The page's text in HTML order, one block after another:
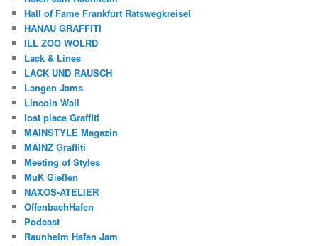
Hall of Fame Frankfurt Ratswegkreisel
HANAU GRAFFITI
ILL ZOO WOLRD
Lack & Lines
LACK UND RAUSCH
Langen Jams
Lincoln Wall
lost place Graffiti
MAINSTYLE Magazin
MAINZ Graffiti
Meeting of Styles
MuK Gießen
NAXOS-ATELIER
OffenbachHafen
Podcast
Raunheim Hafen Jam